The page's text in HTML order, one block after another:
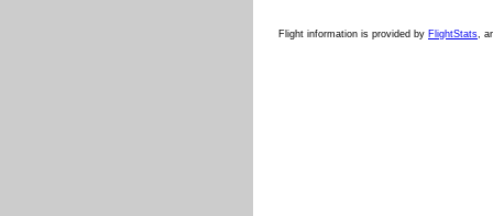
Flight information is provided by FlightStats,